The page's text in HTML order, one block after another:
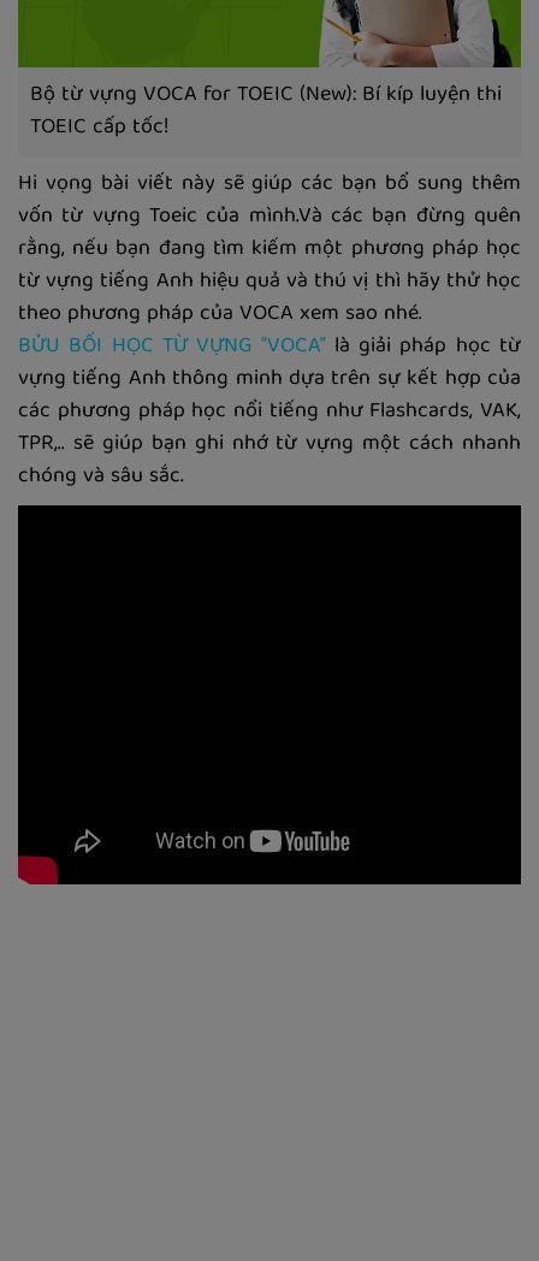
Bộ từ vựng VOCA for TOEIC (New): Bí kíp luyện thi
TOEIC cấp tốc!
Hi vọng bài viết này sẽ giúp các bạn bổ sung thêm
vốn từ vựng Toeic của mình.Và các bạn đừng quên
rằng, nếu bạn đang tìm kiếm một phương pháp học
từ vựng tiếng Anh hiệu quả và thú vị thì hãy thử học
theo phương pháp của VOCA xem sao nhé.
BỬU BỐI HỌC TỪ VỰNG "VOCA"là giải pháp học từ
vựng tiếng Anh thông minh dựa trên sự kết hợp của
các phương pháp học nổi tiếng như Flashcards, VAK,
TPR,.. sẽ giúp bạn ghi nhớ từ vựng một cách nhanh
chóng và sâu sắc.